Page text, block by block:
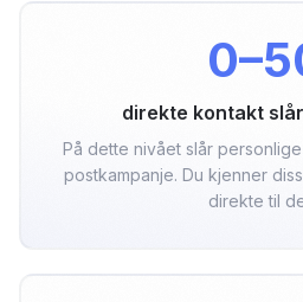
direkte kontakt
På dette nivået slår
postkampanje. Du kjenner
direkte til